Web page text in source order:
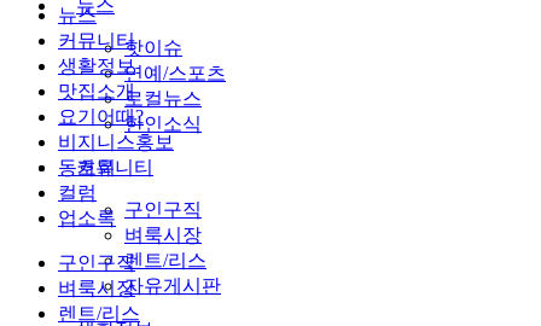
뉴스
핫이슈
연예/스포츠
로컬뉴스
한인소식
커뮤니티
구인구직
벼룩시장
렌트/리스
자유게시판
뉴스
커뮤니티
생활정보
맛집소개
요기어때?
비지니스홍보
동호회
컬럼
업소록
구인구직
벼룩시장
렌트/리스